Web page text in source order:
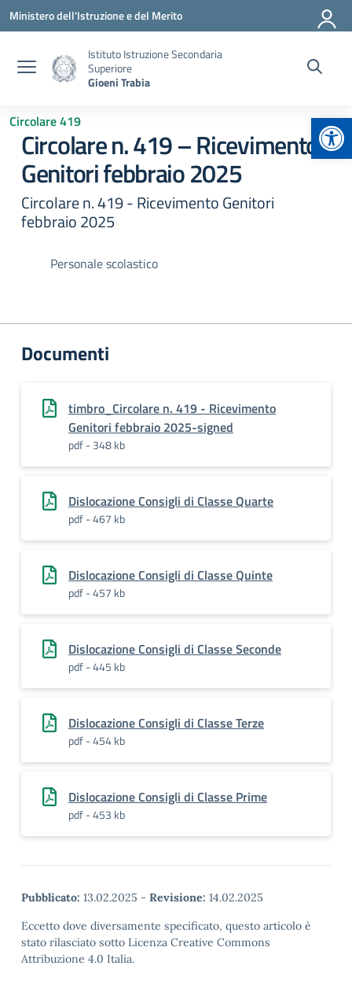
Vai ai contenuti
Vai al menu di navigazione
Vai al footer
Ministero dell'Istruzione e del Merito
Istituto Istruzione Secondaria
Superiore
Gioeni Trabia
Circolare 419
Circolare n. 419 – Ricevimento
Genitori febbraio 2025
Circolare n. 419 - Ricevimento Genitori
febbraio 2025
Personale scolastico
Documenti
timbro_Circolare n. 419 - Ricevimento
Genitori febbraio 2025-signed
pdf - 348 kb
Dislocazione Consigli di Classe Quarte
pdf - 467 kb
Dislocazione Consigli di Classe Quinte
pdf - 457 kb
Dislocazione Consigli di Classe Seconde
pdf - 445 kb
Dislocazione Consigli di Classe Terze
pdf - 454 kb
Dislocazione Consigli di Classe Prime
pdf - 453 kb
Pubblicato: 13.02.2025 - Revisione: 14.02.2025
Eccetto dove diversamente specificato, questo articolo è
stato rilasciato sotto Licenza Creative Commons
Attribuzione 4.0 Italia.